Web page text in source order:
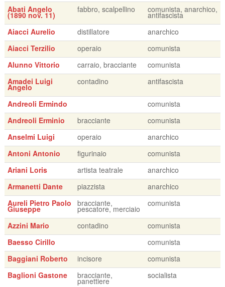
Abati Angelo
(1890 nov. 11)
fabbro, scalpellino comunista, anarchico,
antifascista
Aiacci Aurelio
distillatore
anarchico
Aiacci Terzilio
operaio
comunista
Alunno Vittorio
carraio, bracciante
comunista
Amadei Luigi
Angelo
contadino antifascista
Andreoli Ermindo
comunista
Andreoli Erminio
bracciante
comunista
Anselmi Luigi
operaio
anarchico
Antoni Antonio
figurinaio
comunista
Ariani Loris
artista teatrale
anarchico
Armanetti Dante
piazzista
anarchico
Aureli Pietro Paolo
Giuseppe
bracciante,
pescatore, merciaio
comunista
Azzini Mario contadino
comunista
Baesso Cirillo
comunista
Baggiani Roberto
incisore
comunista
Baglioni Gastone
bracciante,
panettiere
socialista